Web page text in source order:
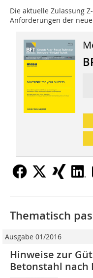
Die aktuelle Zulassung
Anforderungen der
Thematisch
Ausgabe 01/2016
Hinweise zur
Betonstahl nach